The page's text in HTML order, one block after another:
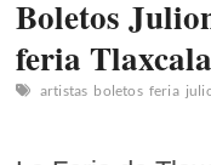
Boletos
feria
artistas boletos feria